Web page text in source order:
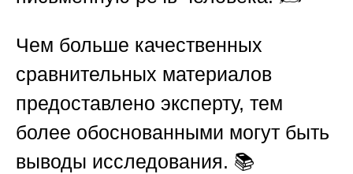
Чем больше качественных
сравнительных материалов
предоставлено эксперту, тем
более обоснованными могут быть
выводы исследования. 📚